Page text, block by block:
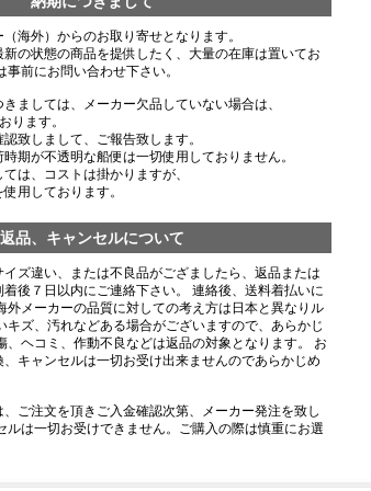
海外）からのお取り寄せとなります。
の状態の商品を提供したく、大量の在庫は置いてお
前にお問い合わせ下さい。
ましては、メーカー欠品していない場合は、
ります。
致しまして、ご報告致します。
期が不透明な船便は一切使用しておりません。
は、コストは掛かりますが、
用しております。
返品、キャンセルについて
ズ違い、または不良品がござましたら、返品または
後７日以内にご連絡下さい。 連絡後、送料着払いに
外メーカーの品質に対しての考え方は日本と異なりル
キズ、汚れなどある場合がございますので、あらかじ
、ヘコミ、作動不良などは返品の対象となります。 お
キャンセルは一切お受け出来ませんのであらかじめ
ご注文を頂きご入金確認次第、メーカー発注を致し
ルは一切お受けできません。ご購入の際は慎重にお選